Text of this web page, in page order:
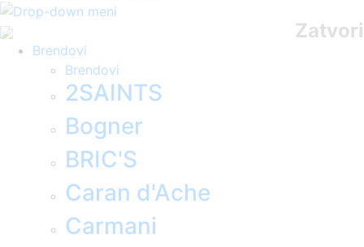
Zatvori
Brendovi
Brendovi
2SAINTS
Bogner
BRIC'S
Caran d'Ache
Carmani